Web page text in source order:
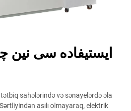
ایستیفاده سی نین
sahələrində və sənayelərdə əla
asılı olmayaraq, elektrik